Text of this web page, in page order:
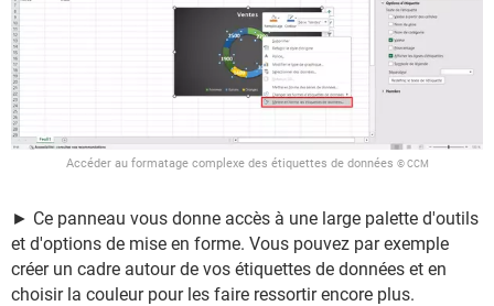
Accéder au formatage complexe des étiquettes de données © CCM
► Ce panneau vous donne accès à une large palette d'outils
et d'options de mise en forme. Vous pouvez par exemple
créer un cadre autour de vos étiquettes de données et en
choisir la couleur pour les faire ressortir encore plus.